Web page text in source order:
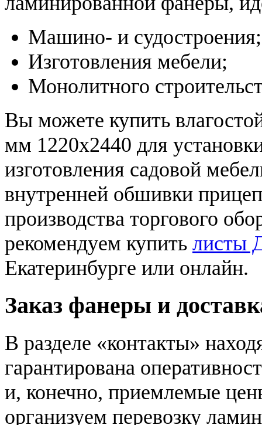
Машино- и судостроения;
Изготовления мебели;
Монолитного
Вы можете купить
мм 1220x2440 для
изготовления садовой
внутренней обшивки
производства торгового
рекомендуем купить листы
Екатеринбурге или онлайн.
Заказ фанеры и
В разделе «контакты»
гарантирована
и, конечно, приемлемые
организуем перевозку